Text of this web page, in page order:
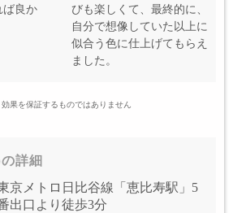
ば良か
びも楽しくて、最終的に、
自分で想像していた以上に
似合う色に仕上げてもらえ
ました。
果を保証するものではありません
詳細
京メトロ日比谷線「恵比寿駅」5
出口より徒歩3分